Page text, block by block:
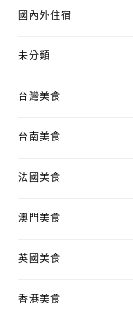
國內外住宿
未分類
台灣美食
台南美食
法國美食
澳門美食
英國美食
香港美食